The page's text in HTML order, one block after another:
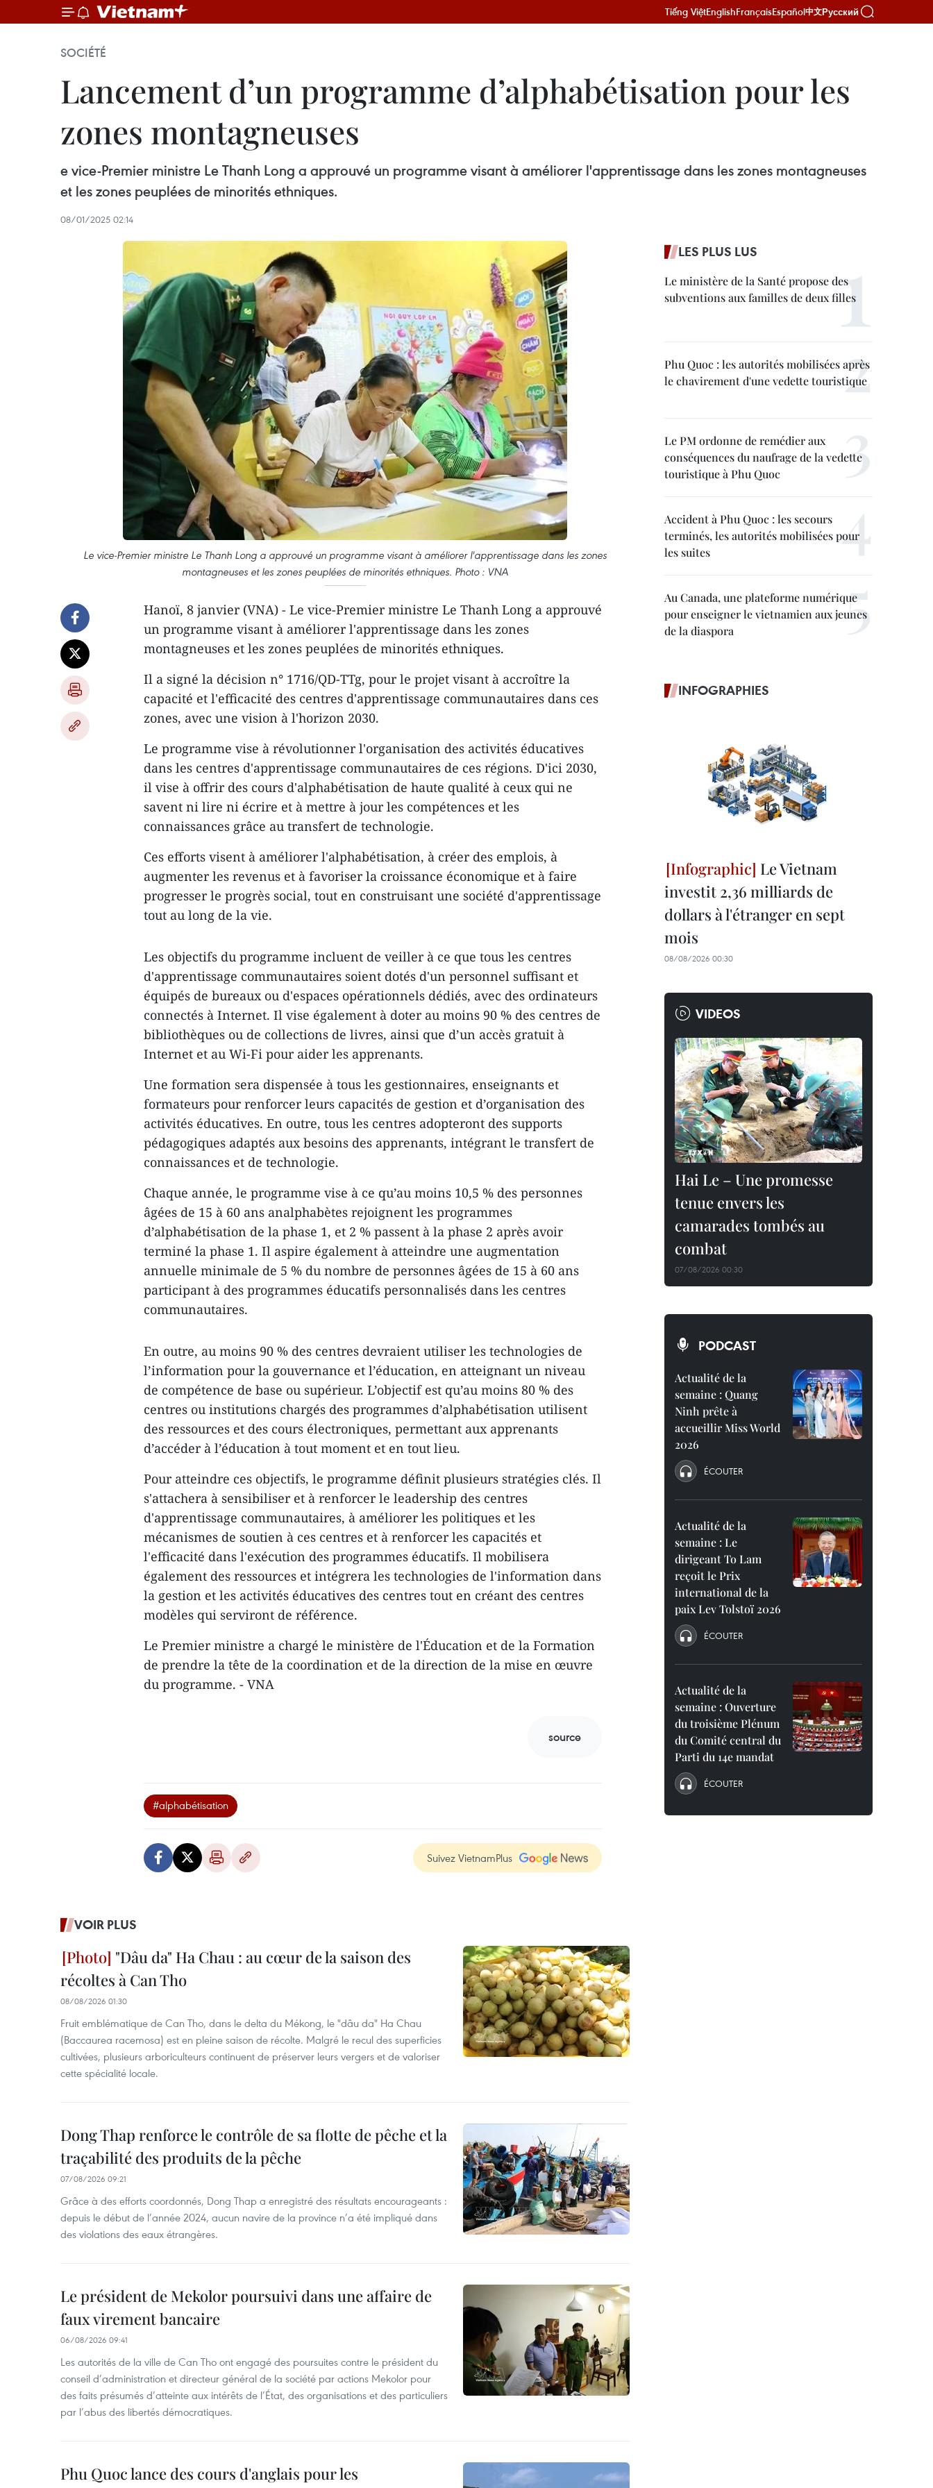
Tiếng ViệtEnglishFrançaisEspañol中文Русский
SOCIÉTÉ
Lancement d’un programme d’alphabétisation pour les
zones montagneuses
e vice-Premier ministre Le Thanh Long a approuvé un programme visant à améliorer l'apprentissage dans les zones montagneuses
et les zones peuplées de minorités ethniques.
08/01/2025 02:14
Le vice-Premier ministre Le Thanh Long a approuvé un programme visant à améliorer l'apprentissage dans les zones
montagneuses et les zones peuplées de minorités ethniques. Photo : VNA
Hanoï, 8 janvier (VNA) - Le vice-Premier ministre Le Thanh Long a approuvé
un programme visant à améliorer l'apprentissage dans les zones
montagneuses et les zones peuplées de minorités ethniques.
Il a signé la décision n° 1716/QD-TTg, pour le projet visant à accroître la
capacité et l'efficacité des centres d'apprentissage communautaires dans ces
zones, avec une vision à l'horizon 2030.
Le programme vise à révolutionner l'organisation des activités éducatives
dans les centres d'apprentissage communautaires de ces régions. D'ici 2030,
il vise à offrir des cours d'alphabétisation de haute qualité à ceux qui ne
savent ni lire ni écrire et à mettre à jour les compétences et les
connaissances grâce au transfert de technologie.
Ces efforts visent à améliorer l'alphabétisation, à créer des emplois, à
augmenter les revenus et à favoriser la croissance économique et à faire
progresser le progrès social, tout en construisant une société d'apprentissage
tout au long de la vie.
Les objectifs du programme incluent de veiller à ce que tous les centres
d'apprentissage communautaires soient dotés d'un personnel suffisant et
équipés de bureaux ou d'espaces opérationnels dédiés, avec des ordinateurs
connectés à Internet. Il vise également à doter au moins 90 % des centres de
bibliothèques ou de collections de livres, ainsi que d’un accès gratuit à
Internet et au Wi-Fi pour aider les apprenants.
Une formation sera dispensée à tous les gestionnaires, enseignants et
formateurs pour renforcer leurs capacités de gestion et d’organisation des
activités éducatives. En outre, tous les centres adopteront des supports
pédagogiques adaptés aux besoins des apprenants, intégrant le transfert de
connaissances et de technologie.
Chaque année, le programme vise à ce qu’au moins 10,5 % des personnes
âgées de 15 à 60 ans analphabètes rejoignent les programmes
d’alphabétisation de la phase 1, et 2 % passent à la phase 2 après avoir
terminé la phase 1. Il aspire également à atteindre une augmentation
annuelle minimale de 5 % du nombre de personnes âgées de 15 à 60 ans
participant à des programmes éducatifs personnalisés dans les centres
communautaires.
En outre, au moins 90 % des centres devraient utiliser les technologies de
l’information pour la gouvernance et l’éducation, en atteignant un niveau
de compétence de base ou supérieur. L’objectif est qu’au moins 80 % des
centres ou institutions chargés des programmes d’alphabétisation utilisent
des ressources et des cours électroniques, permettant aux apprenants
d’accéder à l’éducation à tout moment et en tout lieu.
Pour atteindre ces objectifs, le programme définit plusieurs stratégies clés. Il
s'attachera à sensibiliser et à renforcer le leadership des centres
d'apprentissage communautaires, à améliorer les politiques et les
mécanismes de soutien à ces centres et à renforcer les capacités et
l'efficacité dans l'exécution des programmes éducatifs. Il mobilisera
également des ressources et intégrera les technologies de l'information dans
la gestion et les activités éducatives des centres tout en créant des centres
modèles qui serviront de référence.
Le Premier ministre a chargé le ministère de l'Éducation et de la Formation
de prendre la tête de la coordination et de la direction de la mise en œuvre
du programme. - VNA
source
#alphabétisation
Suivez VietnamPlus
VOIR PLUS
"Dâu da" Ha Chau : au cœur de la saison des
récoltes à Can Tho
08/08/2026 01:30
Fruit emblématique de Can Tho, dans le delta du Mékong, le "dâu da" Ha Chau
(Baccaurea racemosa) est en pleine saison de récolte. Malgré le recul des superficies
cultivées, plusieurs arboriculteurs continuent de préserver leurs vergers et de valoriser
cette spécialité locale.
Dong Thap renforce le contrôle de sa flotte de pêche et la
traçabilité des produits de la pêche
07/08/2026 09:21
Grâce à des efforts coordonnés, Dong Thap a enregistré des résultats encourageants :
depuis le début de l’année 2024, aucun navire de la province n’a été impliqué dans
des violations des eaux étrangères.
Le président de Mekolor poursuivi dans une affaire de
faux virement bancaire
06/08/2026 09:41
Les autorités de la ville de Can Tho ont engagé des poursuites contre le président du
conseil d’administration et directeur général de la société par actions Mekolor pour
des faits présumés d’atteinte aux intérêts de l’État, des organisations et des particuliers
par l’abus des libertés démocratiques.
Phu Quoc lance des cours d'anglais pour les
LES PLUS LUS
Le ministère de la Santé propose des
subventions aux familles de deux filles
Phu Quoc : les autorités mobilisées après
le chavirement d'une vedette touristique
Le PM ordonne de remédier aux
conséquences du naufrage de la vedette
touristique à Phu Quoc
Accident à Phu Quoc : les secours
terminés, les autorités mobilisées pour
les suites
Au Canada, une plateforme numérique
pour enseigner le vietnamien aux jeunes
de la diaspora
INFOGRAPHIES
Le Vietnam
investit 2,36 milliards de
dollars à l'étranger en sept
mois
08/08/2026 00:30
VIDEOS
Hai Le – Une promesse
tenue envers les
camarades tombés au
combat
07/08/2026 00:30
PODCAST
Actualité de la
semaine : Quang
Ninh prête à
accueillir Miss World
2026
ÉCOUTER
Actualité de la
semaine : Le
dirigeant To Lam
reçoit le Prix
international de la
paix Lev Tolstoï 2026
ÉCOUTER
Actualité de la
semaine : Ouverture
du troisième Plénum
du Comité central du
Parti du 14e mandat
ÉCOUTER